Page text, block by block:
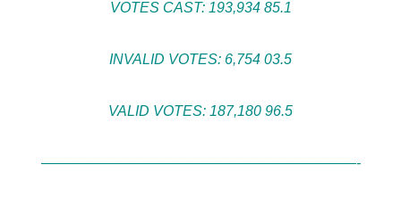
VOTES CAST: 193,934 85.1
INVALID VOTES: 6,754 03.5
VALID VOTES: 187,180 96.5
——————————————————————-